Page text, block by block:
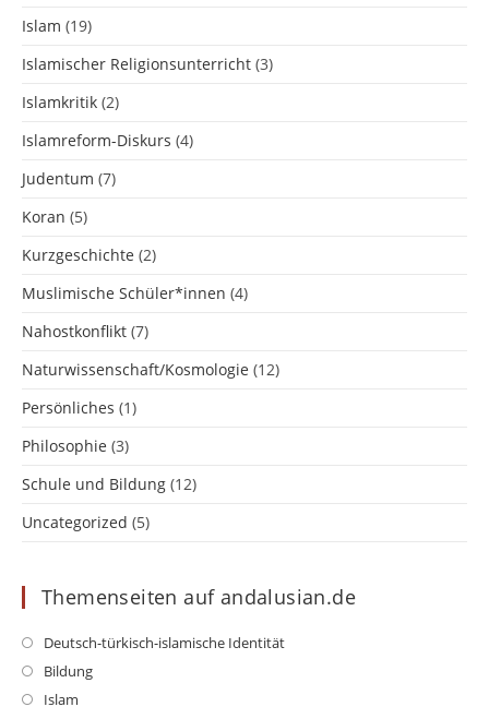
Islam (19)
Islamischer Religionsunterricht (3)
Islamkritik (2)
Islamreform-Diskurs (4)
Judentum (7)
Koran (5)
Kurzgeschichte (2)
Muslimische Schüler*innen (4)
Nahostkonflikt (7)
Naturwissenschaft/Kosmologie (12)
Persönliches (1)
Philosophie (3)
Schule und Bildung (12)
Uncategorized (5)
Themenseiten auf andalusian.de
Deutsch-türkisch-islamische IdentitätOpens
BildungOpens
Islam